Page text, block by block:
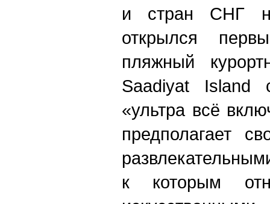
и стран СНГ
открылся
пляжный
Saadiyat Island
«ультра всё
предполагает
к которым